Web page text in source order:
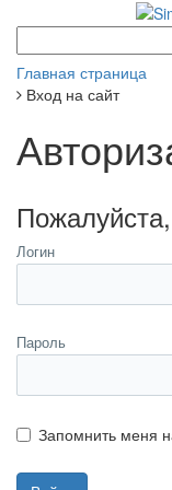
Главная страница
Вход на сайт
Логин
Пароль
Запомнить меня